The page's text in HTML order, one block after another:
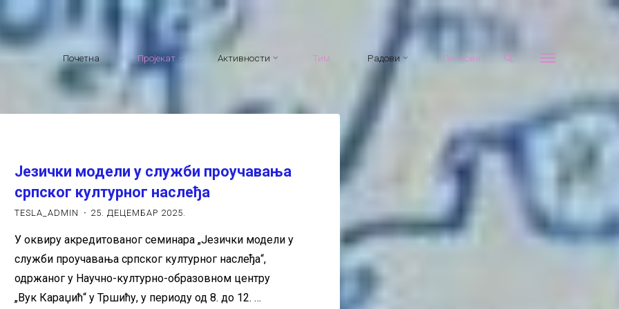
Почетна Пројекат Активности Тим Радови Линкови
Језички модели у служби проучавања
српског културног наслеђа
TESLA_ADMIN 25. ДЕЦЕМБАР 2025.
У оквиру акредитованог семинара „Језички модели у
служби проучавања српског културног наслеђа“,
одржаног у Научно-културно-образовном центру
„Вук Караџић“ у Тршићу, у периоду од 8. до 12. …